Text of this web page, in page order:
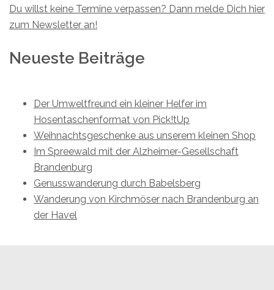
Du willst keine Termine verpassen? Dann melde Dich hier
zum Newsletter an!
Neueste Beiträge
Der Umweltfreund ein kleiner Helfer im
Hosentaschenformat von Pick!tUp
Weihnachtsgeschenke aus unserem kleinen Shop
Im Spreewald mit der Alzheimer-Gesellschaft
Brandenburg
Genusswanderung durch Babelsberg
Wanderung von Kirchmöser nach Brandenburg an
der Havel